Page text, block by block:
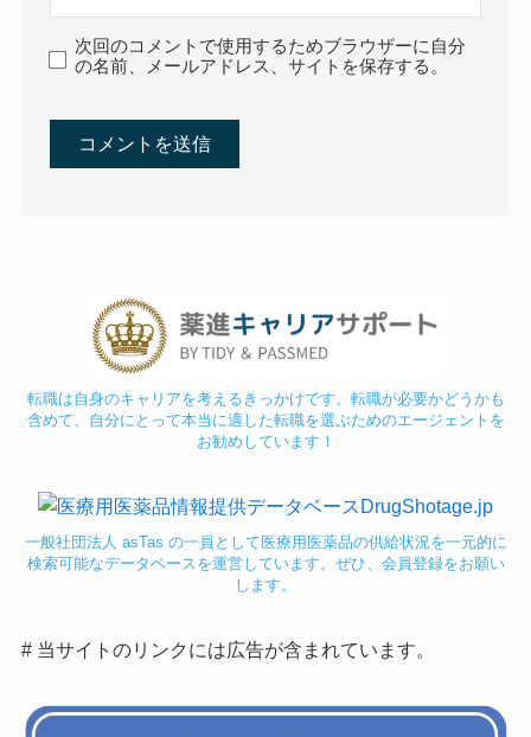
次回のコメントで使用するためブラウザーに自分
の名前、メールアドレス、サイトを保存する。
転職は自身のキャリアを考えるきっかけです。転職が必要かどうかも
含めて、自分にとって本当に適した転職を選ぶためのエージェントを
お勧めしています！
一般社団法人 asTas の一員として医療用医薬品の供給状況を一元的に
検索可能なデータベースを運営しています。ぜひ、会員登録をお願い
します。
# 当サイトのリンクには広告が含まれています。